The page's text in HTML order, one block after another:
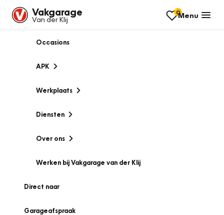
Vakgarage
Van der Klij
0Menu
Occasions
APK
Werkplaats
Diensten
Over ons
Werken bij Vakgarage van der Klij
Direct naar
Garageafspraak